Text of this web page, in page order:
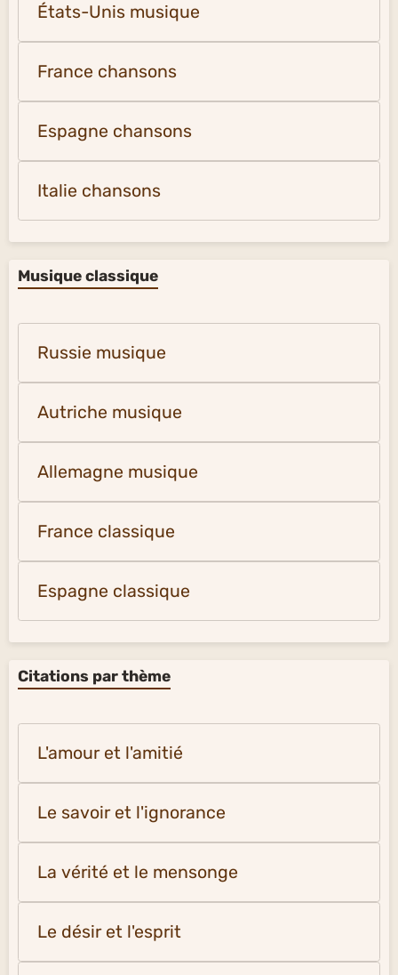
États-Unis musique
France chansons
Espagne chansons
Italie chansons
Musique classique
Russie musique
Autriche musique
Allemagne musique
France classique
Espagne classique
Citations par thème
L'amour et l'amitié
Le savoir et l'ignorance
La vérité et le mensonge
Le désir et l'esprit